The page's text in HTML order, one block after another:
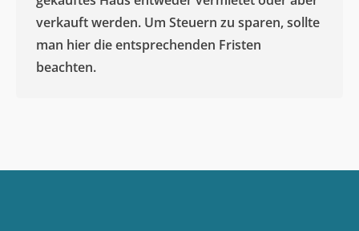
verkauft werden. Um Steuern zu sparen, sollte
man hier die entsprechenden Fristen
beachten.